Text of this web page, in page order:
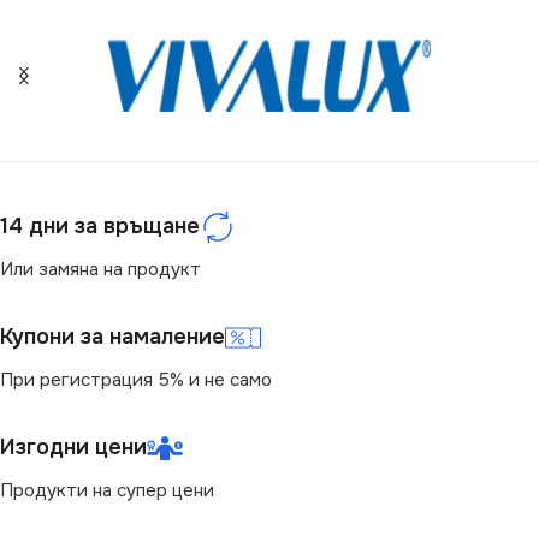
14 дни за връщане
Или замяна на продукт
Купони за намаление
При регистрация 5% и не само
Изгодни цени
Продукти на супер цени